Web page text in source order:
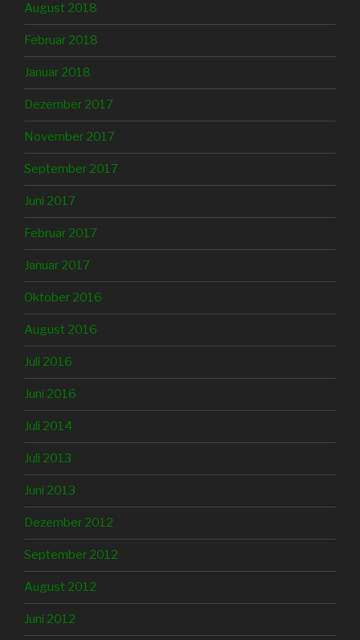
August 2018
Februar 2018
Januar 2018
Dezember 2017
November 2017
September 2017
Juni 2017
Februar 2017
Januar 2017
Oktober 2016
August 2016
Juli 2016
Juni 2016
Juli 2014
Juli 2013
Juni 2013
Dezember 2012
September 2012
August 2012
Juni 2012